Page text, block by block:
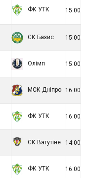
ФК УТК 15:00
СК Базис 15:00
Олімп 15:00
МСК Дніпро 16:00
ФК УТК 16:00
СК Ватутіне 14:00
ФК УТК 16:00